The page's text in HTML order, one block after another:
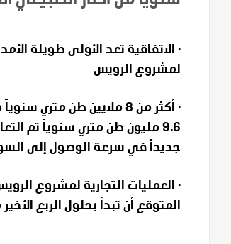
· الاتفاقية تعد الأولى طويلة
لمشروع الرويس
· أكثر من 8 ملايين طن
جديداً في سرعة الوصول إلى
· العمليات التجارية لمشروع
المتوقع أن تبدأ بحلول الربع الأخير من